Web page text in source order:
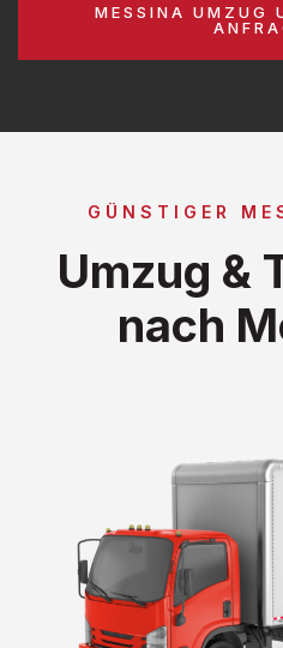
MESSINA UMZUG
GÜNSTIGER
Umzug &
nach